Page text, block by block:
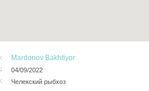
Mardonov Bakhtiyor
04/09/2022
Челекский рыбхоз